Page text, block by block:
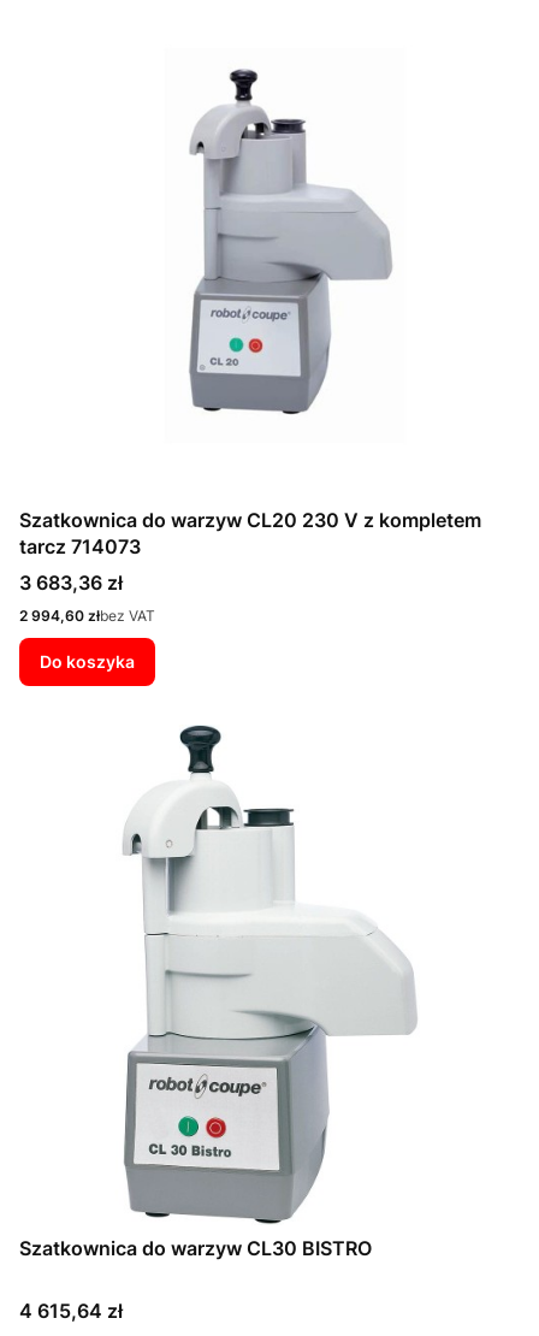
Szatkownica do warzyw CL20 230 V z kompletem
tarcz 714073
Cena
3 683,36 zł
Cena
2 994,60 złbez VAT
Do koszyka
Szatkownica do warzyw CL30 BISTRO
Cena
4 615,64 zł